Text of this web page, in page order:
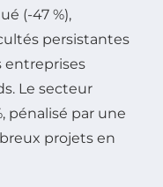
(-47 %),
persistantes
entreprises
Le secteur
pénalisé par une
projets en